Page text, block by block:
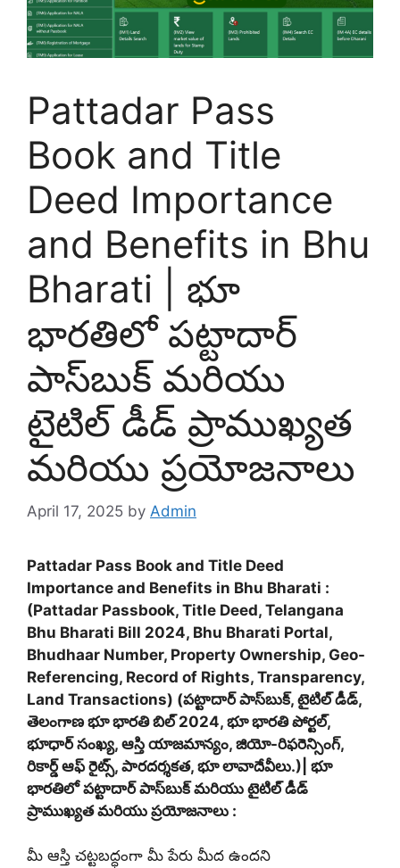
Pattadar Pass
Book and Title
Deed Importance
and Benefits in Bhu
Bharati | భూ
భారతిలో పట్టాదార్
పాస్‌బుక్ మరియు
టైటిల్ డీడ్‌ ప్రాముఖ్యత
మరియు ప్రయోజనాలు
April 17, 2025 by Admin
Pattadar Pass Book and Title Deed
Importance and Benefits in Bhu Bharati :
(Pattadar Passbook, Title Deed, Telangana
Bhu Bharati Bill 2024, Bhu Bharati Portal,
Bhudhaar Number, Property Ownership, Geo-
Referencing, Record of Rights, Transparency,
Land Transactions) (పట్టాదార్ పాస్‌బుక్, టైటిల్ డీడ్,
తెలంగాణ భూ భారతి బిల్ 2024, భూ భారతి పోర్టల్,
భూధార్ సంఖ్య, ఆస్తి యాజమాన్యం, జియో-రిఫరెన్సింగ్,
రికార్డ్ ఆఫ్ రైట్స్, పారదర్శకత, భూ లావాదేవీలు.)| భూ
భారతిలో పట్టాదార్ పాస్‌బుక్ మరియు టైటిల్ డీడ్‌
ప్రాముఖ్యత మరియు ప్రయోజనాలు :
మీ ఆస్తి చట్టబద్ధంగా మీ పేరు మీద ఉందని